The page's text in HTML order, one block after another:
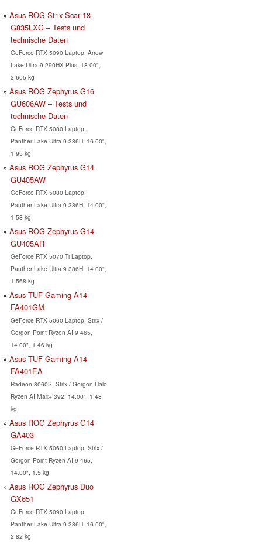
Asus ROG Strix Scar 18
G835LXG – Tests und
technische Daten
GeForce RTX 5090 Laptop, Arrow
Lake Ultra 9 290HX Plus, 18.00",
3.605 kg
Asus ROG Zephyrus G16
GU606AW – Tests und
technische Daten
GeForce RTX 5080 Laptop,
Panther Lake Ultra 9 386H, 16.00",
1.95 kg
Asus ROG Zephyrus G14
GU405AW
GeForce RTX 5080 Laptop,
Panther Lake Ultra 9 386H, 14.00",
1.58 kg
Asus ROG Zephyrus G14
GU405AR
GeForce RTX 5070 Ti Laptop,
Panther Lake Ultra 9 386H, 14.00",
1.568 kg
Asus TUF Gaming A14
FA401GM
GeForce RTX 5060 Laptop, Strix /
Gorgon Point Ryzen AI 9 465,
14.00", 1.46 kg
Asus TUF Gaming A14
FA401EA
Radeon 8060S, Strix / Gorgon Halo
Ryzen AI Max+ 392, 14.00", 1.48
kg
Asus ROG Zephyrus G14
GA403
GeForce RTX 5060 Laptop, Strix /
Gorgon Point Ryzen AI 9 465,
14.00", 1.5 kg
Asus ROG Zephyrus Duo
GX651
GeForce RTX 5090 Laptop,
Panther Lake Ultra 9 386H, 16.00",
2.82 kg